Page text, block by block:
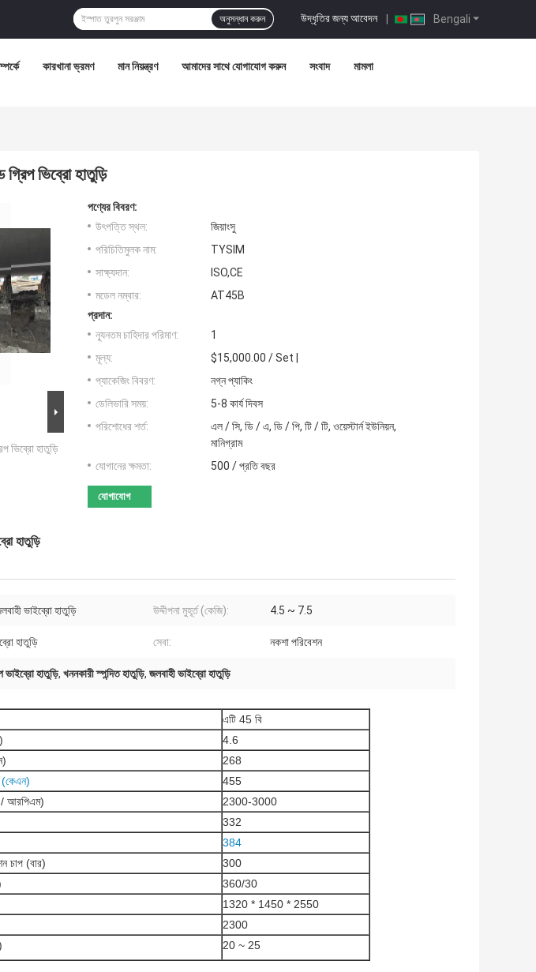
Bengali
উদ্ধৃতির জন্য আবেদন |
অনুসন্ধান করুন
কারখানা ভ্রমণ মান নিয়ন্ত্রণ আমাদের সাথে যোগাযোগ করুন সংবাদ মামলা
গ্রিপ ভিব্রো হাতুড়ি
ভিব্রো হাতুড়ি
পণ্যের বিবরণ:
উৎপত্তি স্থল:
জিয়াংসু
পরিচিতিমুলক নাম:
TYSIM
সাক্ষ্যদান:
ISO,CE
মডেল নম্বার:
AT45B
প্রদান:
ন্যূনতম চাহিদার পরিমাণ:
1
মূল্য:
$15,000.00 / Set |
প্যাকেজিং বিবরণ:
নগ্ন প্যাকিং
ডেলিভারি সময়:
5-8 কার্য দিবস
পরিশোধের শর্ত:
এল / সি, ডি / এ, ডি / পি, টি / টি, ওয়েস্টার্ন ইউনিয়ন,
মানিগ্রাম
যোগানের ক্ষমতা:
500 / প্রতি বছর
যোগাযোগ
হাতুড়ি
ভাইব্রো হাতুড়ি উদ্দীপনা মুহূর্ত (কেজি): 4.5 ~ 7.5
হাতুড়ি সেবা: নকশা পরিবেশন
ভাইব্রো হাতুড়ি, খননকারী স্পন্দিত হাতুড়ি, জলবাহী ভাইব্রো হাতুড়ি
এটি 45 বি
4.6
268
(কেএন)
455
/ আরপিএম)
2300-3000
332
384
চাপ (বার)
300
360/30
1320 * 1450 * 2550
2300
20 ~ 25